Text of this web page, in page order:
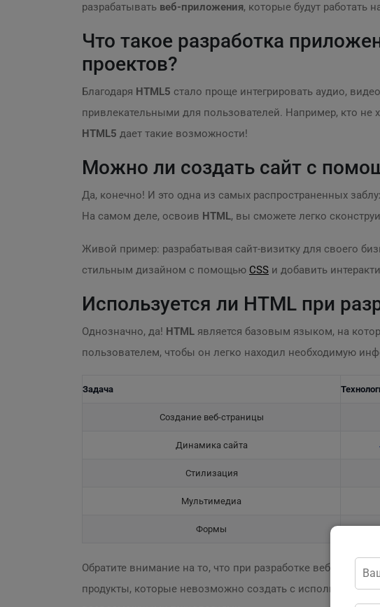
разрабатывать веб-приложения, которые будут работать
Что такое разработка
проектов?
Благодаря HTML5 стало проще интегрировать аудио,
привлекательными для пользователей. Например, кто
HTML5 дает такие возможности!
Можно ли создать сайт с
Да, конечно! И это одна из самых распространенных
На самом деле, освоив HTML, вы сможете легко
Живой пример: разрабатывая сайт-визитку для своего
стильным дизайном с помощью CSS и добавить
Используется ли HTML при
Однозначно, да! HTML является базовым языком, на
пользователем, чтобы он легко находил необходимую
Задача
Создание веб-страницы
Динамика сайта
Стилизация
Мультимедиа
Формы
Обратите внимание на то, что при разработке веб-
продукты, которые невозможно создать с